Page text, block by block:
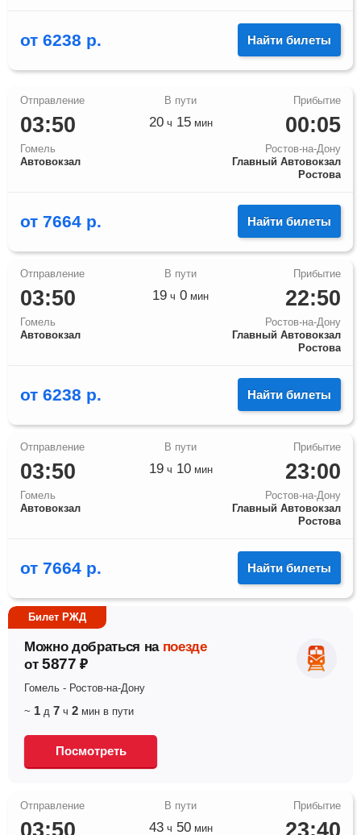
от 6238 р. Найти билеты
03:50
Гомель
Автовокзал
00:05
Ростов-на-Дону
Главный Автовокзал
Ростова
20ч 15мин
от 7664 р. Найти билеты
03:50
Гомель
Автовокзал
22:50
Ростов-на-Дону
Главный Автовокзал
Ростова
19 ч 0 мин
от 6238 р. Найти билеты
03:50
Гомель
Автовокзал
23:00
Ростов-на-Дону
Главный Автовокзал
Ростова
19ч 10мин
от 7664 р. Найти билеты
Билет РЖД
Можно добраться на поезде
от 5877 ₽
Гомель - Ростов-на-Дону
~ 1 д 7 ч 2 мин в пути
Посмотреть
03:50 23:40
43ч 50мин